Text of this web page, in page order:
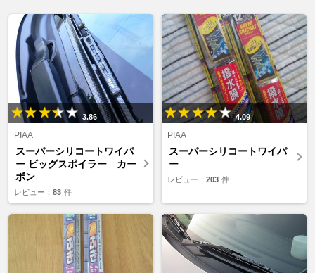
3.86
PIAA
スーパーシリコートワイパ
ー ビッグスポイラー カー
ボン
レビュー： 83 件
4.09
PIAA
スーパーシリコートワイパ
ー
レビュー： 203 件